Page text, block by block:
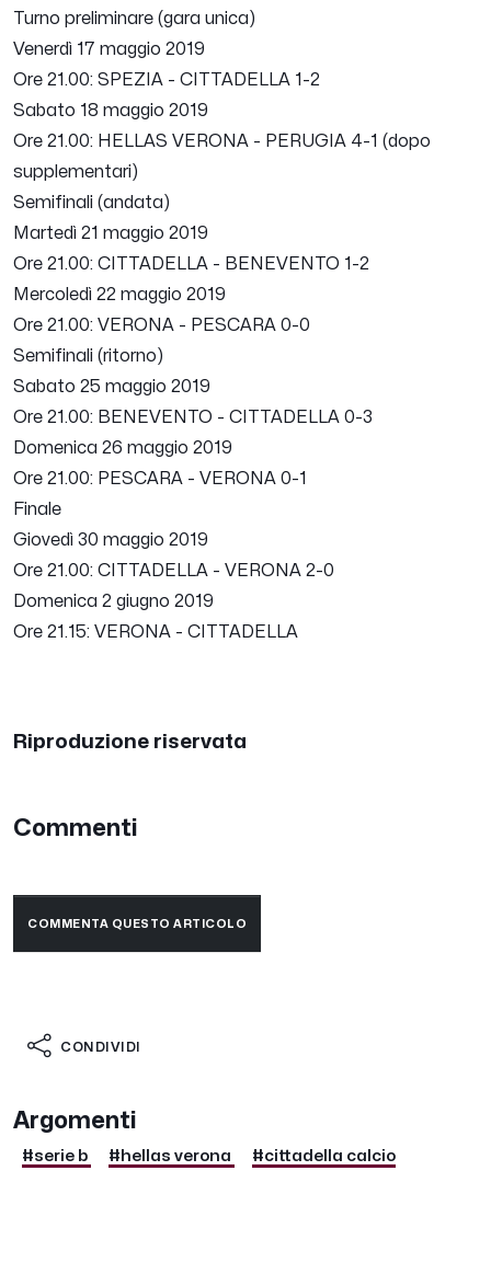
Turno preliminare (gara unica)
Venerdì 17 maggio 2019
Ore 21.00: SPEZIA - CITTADELLA 1-2
Sabato 18 maggio 2019
Ore 21.00: HELLAS VERONA - PERUGIA 4-1 (dopo
supplementari)
Semifinali (andata)
Martedì 21 maggio 2019
Ore 21.00: CITTADELLA - BENEVENTO 1-2
Mercoledì 22 maggio 2019
Ore 21.00: VERONA - PESCARA 0-0
Semifinali (ritorno)
Sabato 25 maggio 2019
Ore 21.00: BENEVENTO - CITTADELLA 0-3
Domenica 26 maggio 2019
Ore 21.00: PESCARA - VERONA 0-1
Finale
Giovedì 30 maggio 2019
Ore 21.00: CITTADELLA - VERONA 2-0
Domenica 2 giugno 2019
Ore 21.15: VERONA - CITTADELLA
Riproduzione riservata
Commenti
COMMENTA QUESTO ARTICOLO
CONDIVIDI
Argomenti
#serie b #hellas verona #cittadella calcio